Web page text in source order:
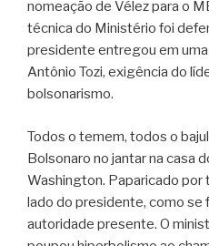
nomeação de Vélez para o
técnica do Ministério foi
presidente entregou em
Antônio Tozi, exigência do
bolsonarismo.
Todos o temem, todos o
Bolsonaro no jantar na casa
Washington. Paparicado
lado do presidente, como se
autoridade presente. O